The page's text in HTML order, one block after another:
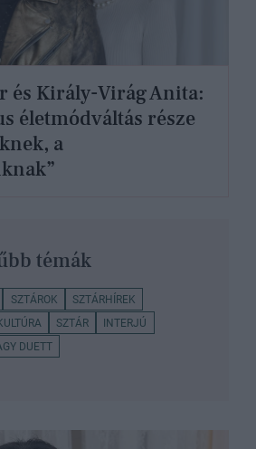
és Király-Virág Anita:
életmódváltás része
a
témák
SZTÁROK
SZTÁRHÍREK
SZTÁR
INTERJÚ
DUETT